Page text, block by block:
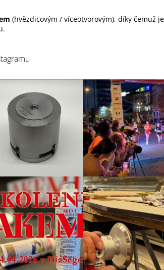
(hvězdicovým / víceotvorovým), díky čemuž